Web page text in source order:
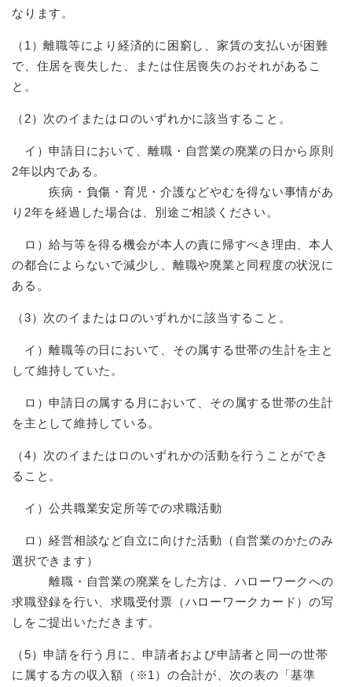
なります。
（1）離職等により経済的に困窮し、家賃の支払いが困難
で、住居を喪失した、または住居喪失のおそれがあるこ
と。
（2）次のイまたはロのいずれかに該当すること。
イ）申請日において、離職・自営業の廃業の日から原則
2年以内である。
疾病・負傷・育児・介護などやむを得ない事情があ
り2年を経過した場合は、別途ご相談ください。
ロ）給与等を得る機会が本人の責に帰すべき理由、本人
の都合によらないで減少し、離職や廃業と同程度の状況に
ある。
（3）次のイまたはロのいずれかに該当すること。
イ）離職等の日において、その属する世帯の生計を主と
して維持していた。
ロ）申請日の属する月において、その属する世帯の生計
を主として維持している。
（4）次のイまたはロのいずれかの活動を行うことができ
ること。
イ）公共職業安定所等での求職活動
ロ）経営相談など自立に向けた活動（自営業のかたのみ
選択できます）
離職・自営業の廃業をした方は、ハローワークへの
求職登録を行い、求職受付票（ハローワークカード）の写
しをご提出いただきます。
（5）申請を行う月に、申請者および申請者と同一の世帯
に属する方の収入額（※1）の合計が、次の表の「基準